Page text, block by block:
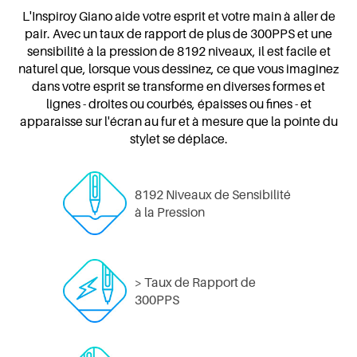
L'Inspiroy Giano aide votre esprit et votre main à aller de
pair. Avec un taux de rapport de plus de 300PPS et une
sensibilité à la pression de 8192 niveaux, il est facile et
naturel que, lorsque vous dessinez, ce que vous imaginez
dans votre esprit se transforme en diverses formes et
lignes - droites ou courbés, épaisses ou fines - et
apparaisse sur l'écran au fur et à mesure que la pointe du
stylet se déplace.
8192 Niveaux de Sensibilité
à la Pression
> Taux de Rapport de
300PPS